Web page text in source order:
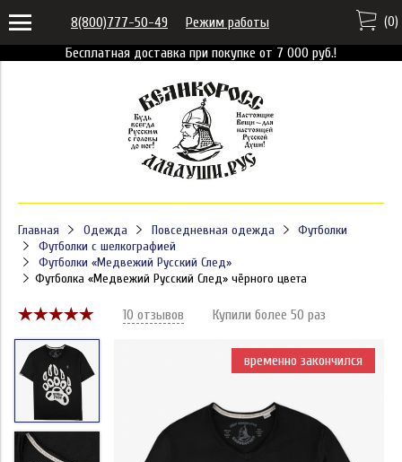
Бесплатная доставка при покупке от 7 000 руб.!
8(800)777-50-49 Режим работы (0)
Главная Одежда Повседневная одежда
Футболки
Футболки с шелкографией
Футболки «Медвежий Русский След»
Футболка «Медвежий Русский След» чёрного цвета
10 отзывов Купили более 50 раз
временно закончился